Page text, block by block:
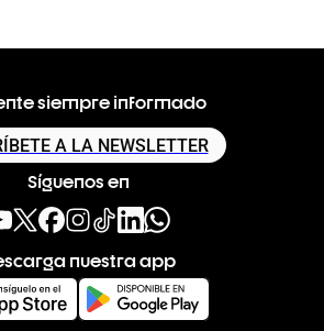
siempre informado
A LA NEWSLETTER
Síguenos en
nuestra app